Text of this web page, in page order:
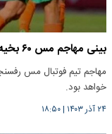
بینی مهاجم مس ۶۰ بخیه خورد!
مهاجم تیم فوتبال مس
خواهد بود.
۲۴ آذر ۱۴۰۳ |۱۸:۵۰